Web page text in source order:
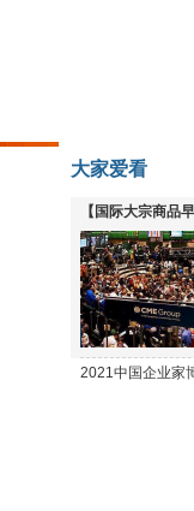
大家爱看
【国际大宗商品
下跌
2021中国企业家